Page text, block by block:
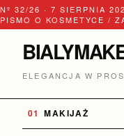
Nº 32/26 · 7 SIERPNIA
PISMO O KOSMETYCE /
ELEGANCJA W
MAKIJAŻ